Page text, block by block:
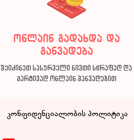
ონლაინ გადახდა და
განვადება
შეიძინეთ სასურველი ნივთი სწრაფად და
მარტივად ონლაინ განვადებით
კონფიდენციალობის პოლიტიკა